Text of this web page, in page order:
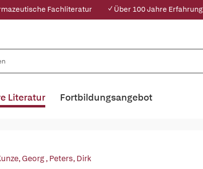
Fachliteratur ✓ Über 100 Jahre Erfahrung
Literatur Fortbildungsangebot
Georg,Peters, Dirk